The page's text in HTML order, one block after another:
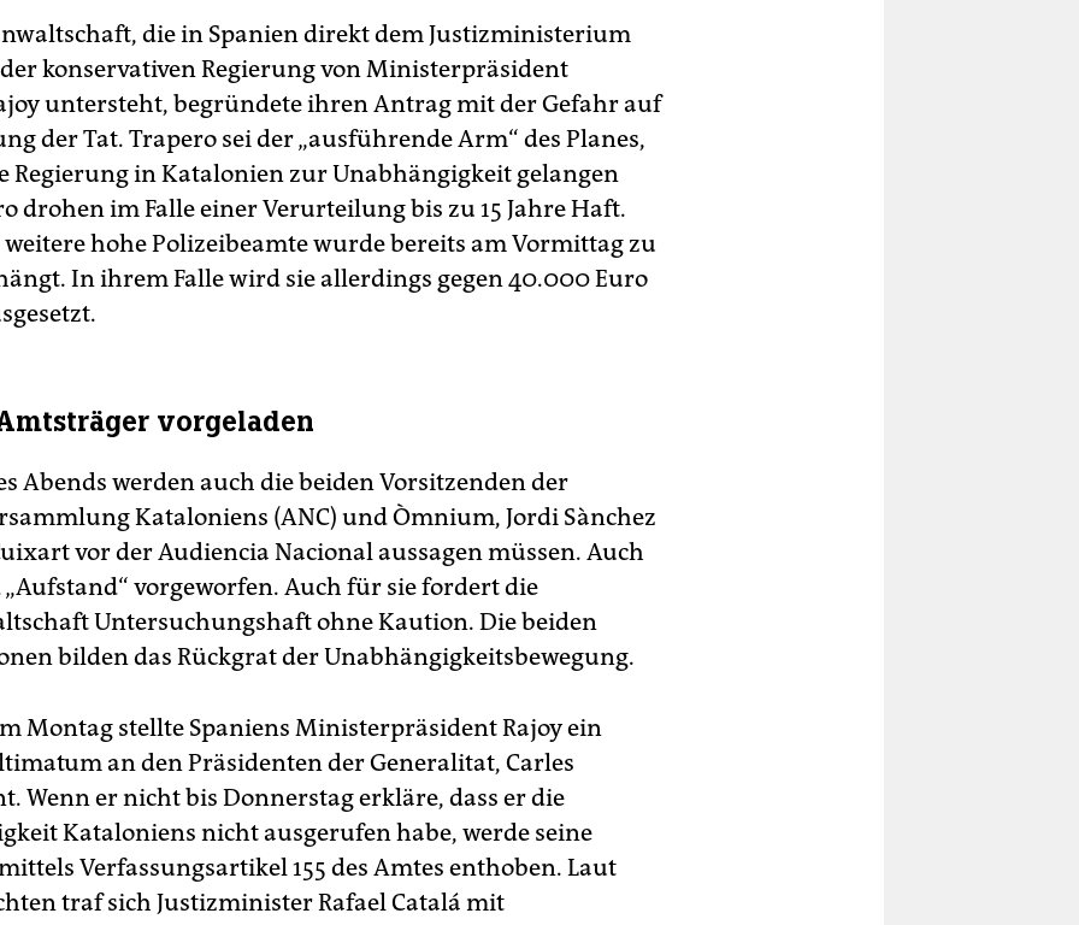
die in Spanien direkt dem Justizministerium
konservativen Regierung von Ministerpräsident
untersteht, begründete ihren Antrag mit der Gefahr auf
der Tat. Trapero sei der „ausführende Arm“ des Planes,
Regierung in Katalonien zur Unabhängigkeit gelangen
drohen im Falle einer Verurteilung bis zu 15 Jahre Haft.
weitere hohe Polizeibeamte wurde bereits am Vormittag zu
In ihrem Falle wird sie allerdings gegen 40.000 Euro
vorgeladen
Abends werden auch die beiden Vorsitzenden der
Kataloniens (ANC) und Òmnium, Jordi Sànchez
vor der Audiencia Nacional aussagen müssen. Auch
vorgeworfen. Auch für sie fordert die
Untersuchungshaft ohne Kaution. Die beiden
bilden das Rückgrat der Unabhängigkeitsbewegung.
Montag stellte Spaniens Ministerpräsident Rajoy ein
an den Präsidenten der Generalitat, Carles
Wenn er nicht bis Donnerstag erkläre, dass er die
Kataloniens nicht ausgerufen habe, werde seine
Verfassungsartikel 155 des Amtes enthoben. Laut
traf sich Justizminister Rafael Catalá mit